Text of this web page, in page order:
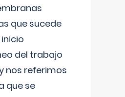
que sucede
del trabajo
nos referimos
que se